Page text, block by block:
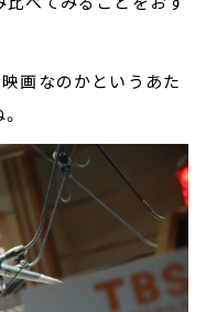
画なのかというあた